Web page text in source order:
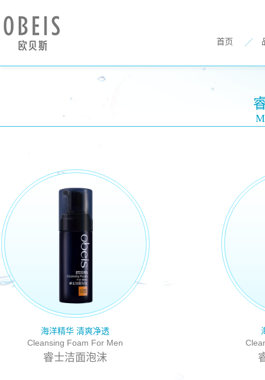
首页
海洋精华 清爽净透
Cleansing Foam For Men
睿士洁面泡沫